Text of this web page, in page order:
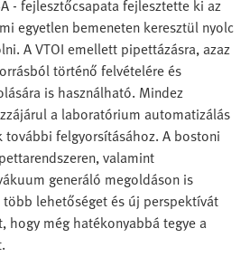
- fejlesztőcsapata fejlesztette ki az
egyetlen bemeneten keresztül nyolc
A VTOI emellett pipettázásra, azaz
történő felvételére és
is használható. Mindez
a laboratórium automatizálás
felgyorsításához. A bostoni
valamint
generáló megoldáson is
lehetőséget és új perspektívát
hogy még hatékonyabbá tegye a